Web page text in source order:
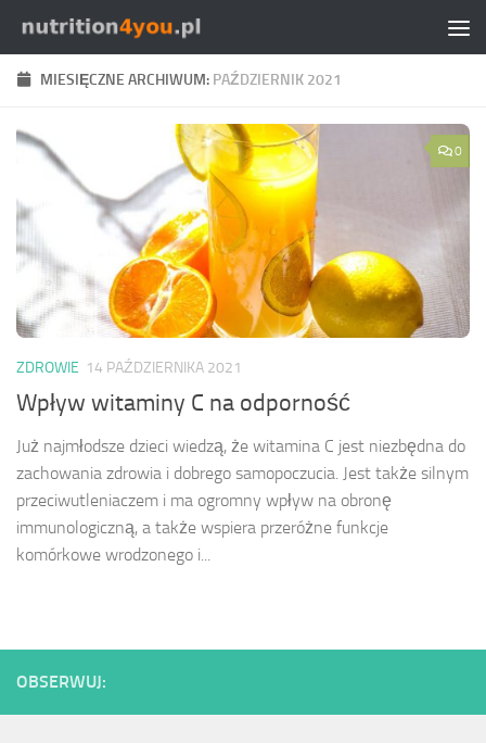
Przejdź do treści
MIESIĘCZNE ARCHIWUM: PAŹDZIERNIK 2021
0
ZDROWIE 14 PAŹDZIERNIKA 2021
Wpływ witaminy C na odporność
Już najmłodsze dzieci wiedzą, że witamina C jest niezbędna do
zachowania zdrowia i dobrego samopoczucia. Jest także silnym
przeciwutleniaczem i ma ogromny wpływ na obronę
immunologiczną, a także wspiera przeróżne funkcje
komórkowe wrodzonego i...
OBSERWUJ: